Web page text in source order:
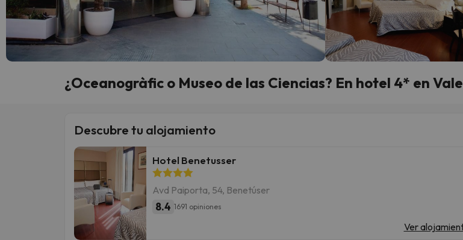
¿Oceanogràfic o Museo de las Ciencias? En hotel 4* en
Descubre tu alojamiento
Hotel Benetusser
Avd Paiporta, 54, Benetúser
8.4 1691 opiniones
Ver